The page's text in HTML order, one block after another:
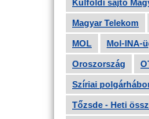
Külföldi sajtó
Magyar Telekom
MOL Mol-INA-
Oroszország
Szíriai
Tőzsde - Heti